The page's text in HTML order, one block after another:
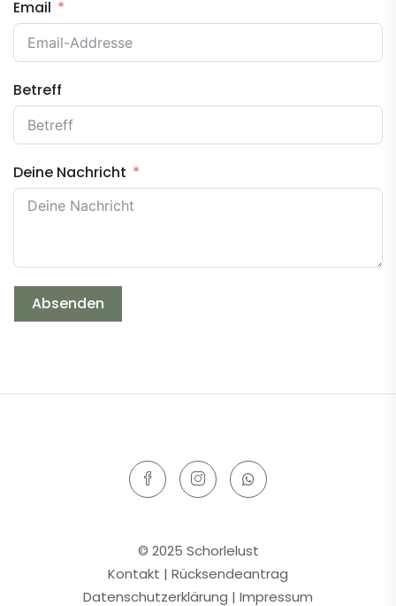
Email
Betreff
Deine Nachricht
Absenden
© 2025 Schorlelust
Kontakt | Rücksendeantrag
Datenschutzerklärung | Impressum